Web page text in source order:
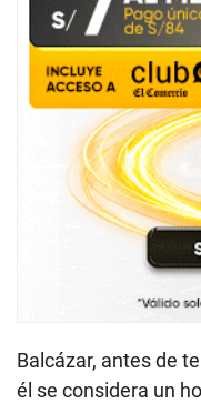
Balcázar, antes de
él se considera un